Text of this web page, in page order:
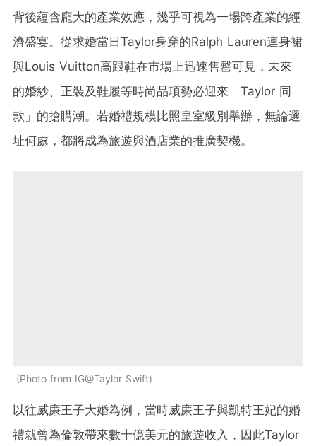
背後蘊含龐大的產業效應，幾乎可視為一場跨產業的經
濟盛宴。從求婚當日Taylor身穿的Ralph Lauren連身裙
與Louis Vuitton高跟鞋在市場上迅速售罄可見，未來
的婚紗、正裝及鞋履等時尚品項勢必迎來「Taylor 同
款」的搶購潮。若婚禮規模比照皇室級別舉辦，無論選
址何處，都將成為旅遊與酒店業的推廣契機。
Photo from IG@Taylor Swift
以往威廉王子大婚為例，當時威廉王子與凱特王妃的婚
禮就曾為倫敦帶來數十億美元的旅遊收入，因此Taylor